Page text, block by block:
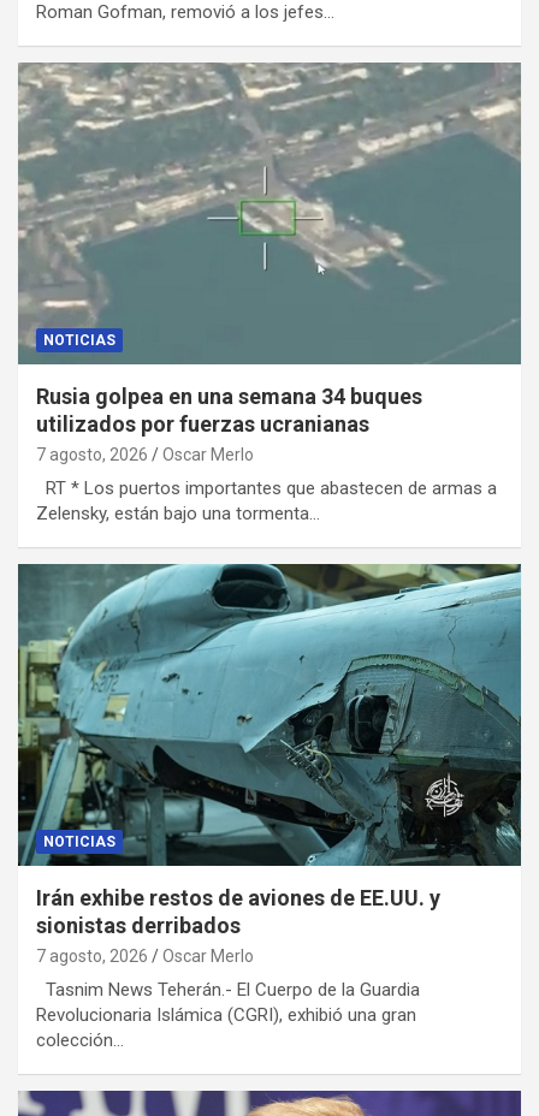
Roman Gofman, removió a los jefes…
NOTICIAS
Rusia golpea en una semana 34 buques
utilizados por fuerzas ucranianas
7 agosto, 2026 Oscar Merlo
RT * Los puertos importantes que abastecen de armas a
Zelensky, están bajo una tormenta…
NOTICIAS
Irán exhibe restos de aviones de EE.UU. y
sionistas derribados
7 agosto, 2026 Oscar Merlo
Tasnim News Teherán.- El Cuerpo de la Guardia
Revolucionaria Islámica (CGRI), exhibió una gran
colección…